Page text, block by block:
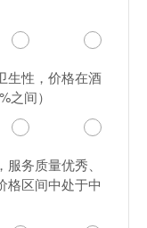
生性，价格在酒
之间）
务质量优秀、
格区间中处于中